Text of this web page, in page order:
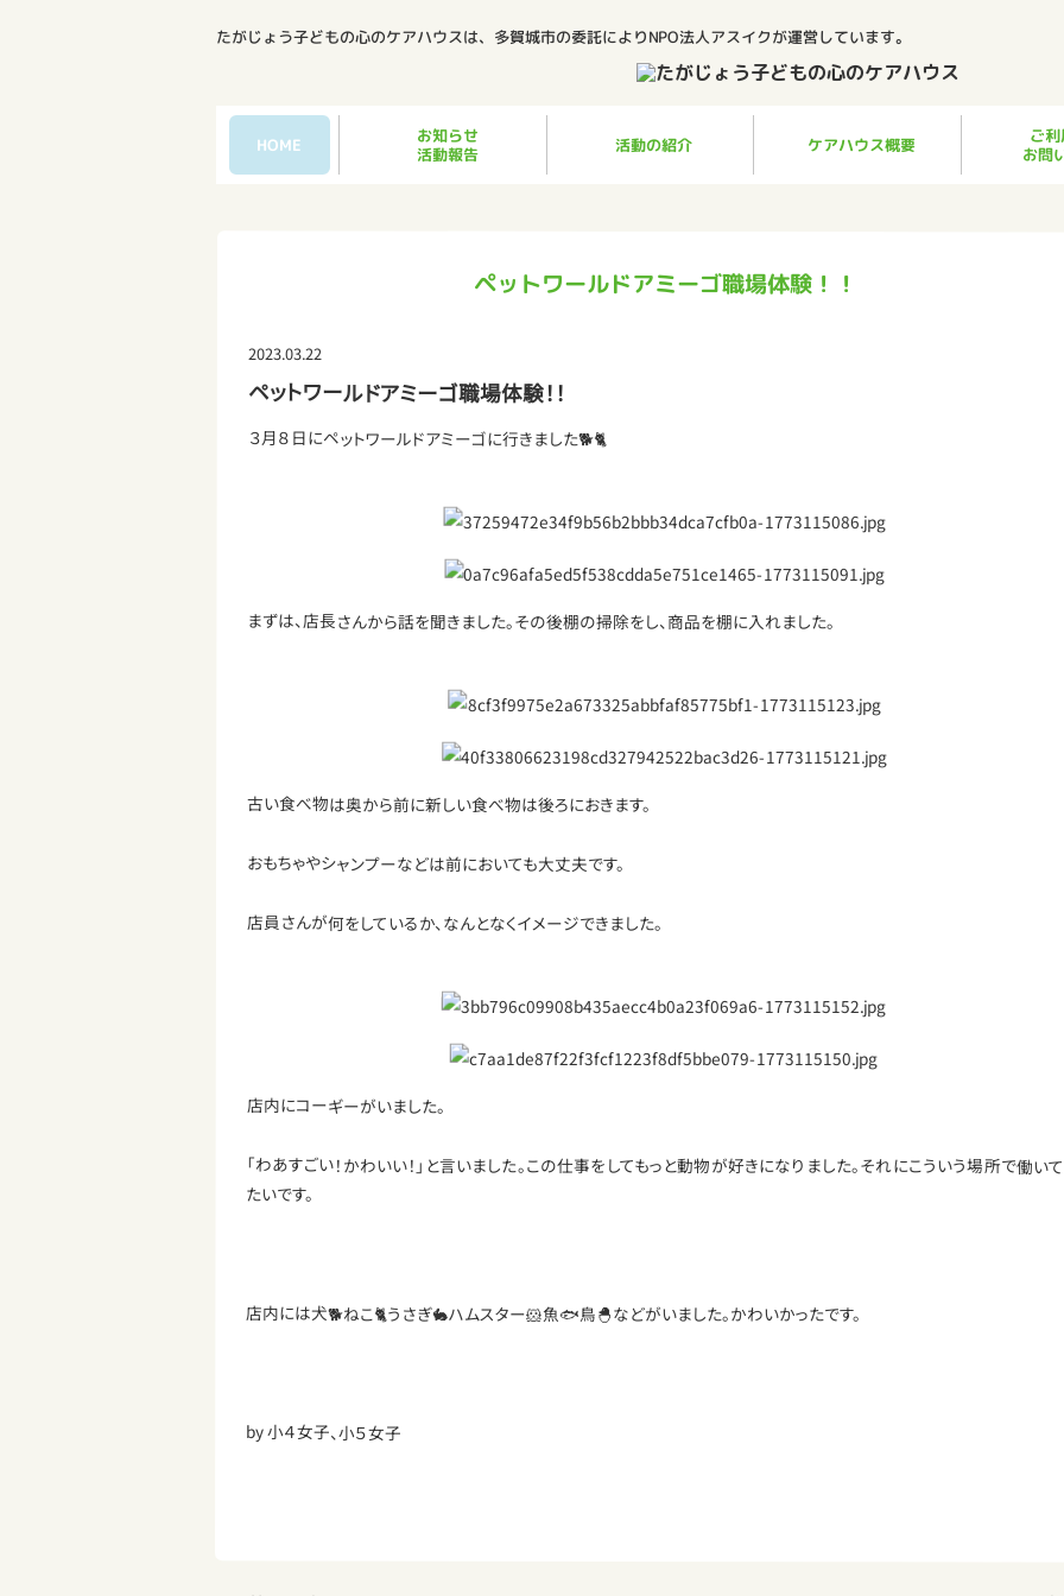
たがじょう子どもの心のケアハウスは、多賀城市の委託によりNPO法人アスイクが運営しています。
HOME お知らせ
活動報告 活動の紹介 ケアハウス概要 ご
お問
ペットワールドアミーゴ職場体験！！
2023.03.22
ペットワールドアミーゴ職場体験！！
３月８日にペットワールドアミーゴに行きました🐕🐈
まずは、店長さんから話を聞きました。その後棚の掃除をし、商品を棚に入れました。
古い食べ物は奥から前に新しい食べ物は後ろにおきます。
おもちゃやシャンプーなどは前においても大丈夫です。
店員さんが何をしているか、なんとなくイメージできました。
店内にコーギーがいました。
「わあすごい！かわいい！」と言いました。この仕事をしてもっと動物が好きになりました。それにこういう場所で働い
たいです。
店内には犬🐕ねこ🐈うさぎ🐇ハムスター🐹魚🐟鳥🐣などがいました。かわいかったです。
by 小４女子、小５女子